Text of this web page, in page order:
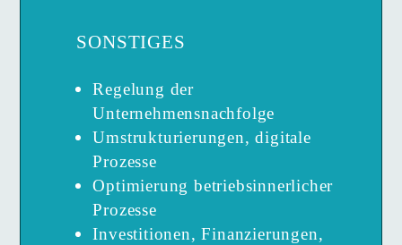
SONSTIGES
Regelung der
Unternehmensnachfolge
Umstrukturierungen, digitale
Prozesse
Optimierung betriebsinnerlicher
Prozesse
Investitionen, Finanzierungen,